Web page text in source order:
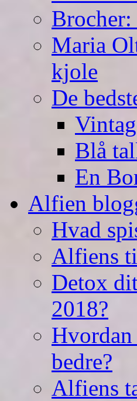
Brocher:
Maria
kjole
De
Blå
En
Alfien
Hvad
Alfiens
Detox
2018?
bedre?
Alfiens